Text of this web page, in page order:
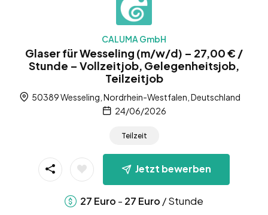
CALUMA GmbH
Glaser für Wesseling (m/w/d) – 27,00 € /
Stunde – Vollzeitjob, Gelegenheitsjob,
Teilzeitjob
50389 Wesseling, Nordrhein-Westfalen, Deutschland
24/06/2026
Teilzeit
Jetzt bewerben
27 Euro - 27 Euro / Stunde